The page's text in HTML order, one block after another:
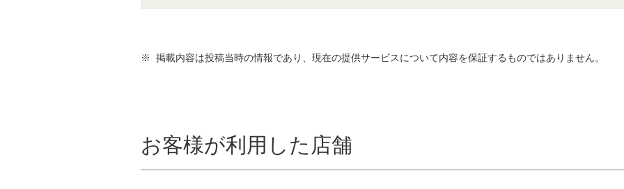
※ 掲載内容は投稿当時の情報であり、現在の提供サービスについて内容を保証するものではありません。
お客様が利用した店舗